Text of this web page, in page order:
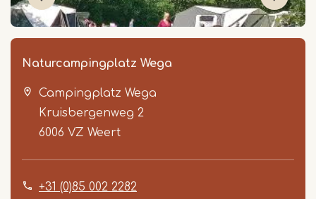
Naturcampingplatz Wega
Campingplatz Wega
Kruisbergenweg 2
6006 VZ Weert
+31 (0)85 002 2282
Item